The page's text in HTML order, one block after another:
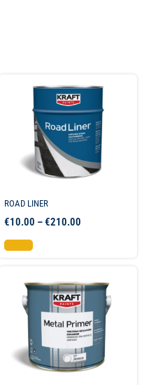
ROAD LINER
€10.00 –€210.00
Επιλογή